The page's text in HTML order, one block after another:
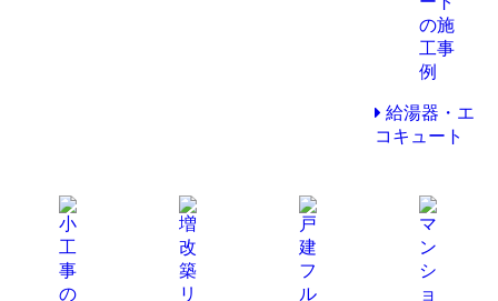
給湯器・エ
コキュート